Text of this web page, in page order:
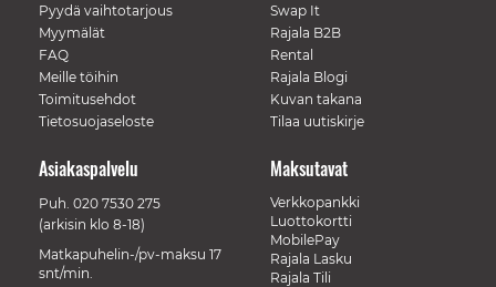
Pyydä vaihtotarjous
Myymälät
FAQ
Meille töihin
Toimitusehdot
Tietosuojaseloste
Swap It
Rajala B2B
Rental
Rajala Blogi
Kuvan takana
Tilaa uutiskirje
Maksutavat
Verkkopankki
Luottokortti
MobilePay
Rajala Lasku
Rajala Tili
Asiakaspalvelu
Puh. 020 7530 275
(arkisin klo 8-18)
Matkapuhelin-/pv-maksu 17
snt/min.